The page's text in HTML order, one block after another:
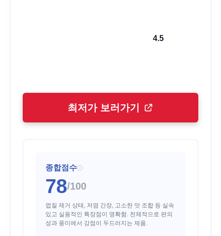
4.5
최저가 보러가기
종합점수 i
78/100
껍질 제거 상태, 저염 간장, 고소한 맛 조합 등 실속
있고 실용적인 특장점이 명확함. 전체적으로 편의
성과 풍미에서 강점이 두드러지는 제품.